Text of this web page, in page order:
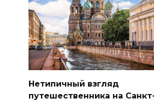
Нетипичный взгляд
путешественника на